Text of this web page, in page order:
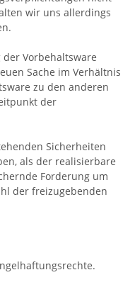
wir uns allerdings
Vorbehaltsware
Sache im Verhältnis
zu den anderen
der
Sicherheiten
als der realisierbare
Forderung um
der freizugebenden